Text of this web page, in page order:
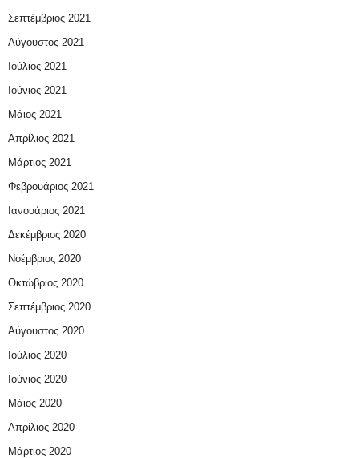
Σεπτέμβριος 2021
Αύγουστος 2021
Ιούλιος 2021
Ιούνιος 2021
Μάιος 2021
Απρίλιος 2021
Μάρτιος 2021
Φεβρουάριος 2021
Ιανουάριος 2021
Δεκέμβριος 2020
Νοέμβριος 2020
Οκτώβριος 2020
Σεπτέμβριος 2020
Αύγουστος 2020
Ιούλιος 2020
Ιούνιος 2020
Μάιος 2020
Απρίλιος 2020
Μάρτιος 2020